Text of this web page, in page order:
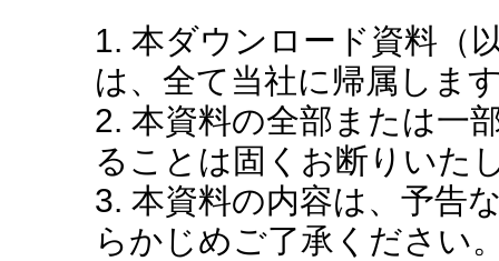
1. 本ダウンロード資料（
は、全て当社に帰属しま
2. 本資料の全部または一
ることは固くお断りいた
3. 本資料の内容は、予告
らかじめご了承ください